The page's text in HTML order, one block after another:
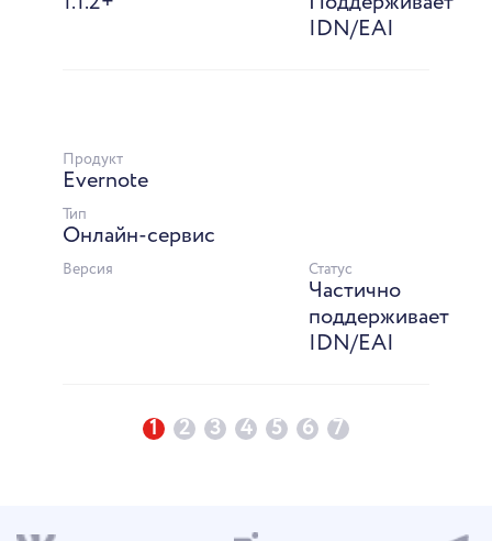
IDN/EAI
Продукт
Evernote
Тип
Онлайн-сервис
Версия Статус
Частично
поддерживает
IDN/EAI
1 2 3 4 5 6 7